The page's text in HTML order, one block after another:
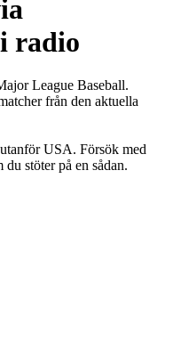
radio
League Baseball.
från den aktuella
USA. Försök med
du stöter på en sådan.